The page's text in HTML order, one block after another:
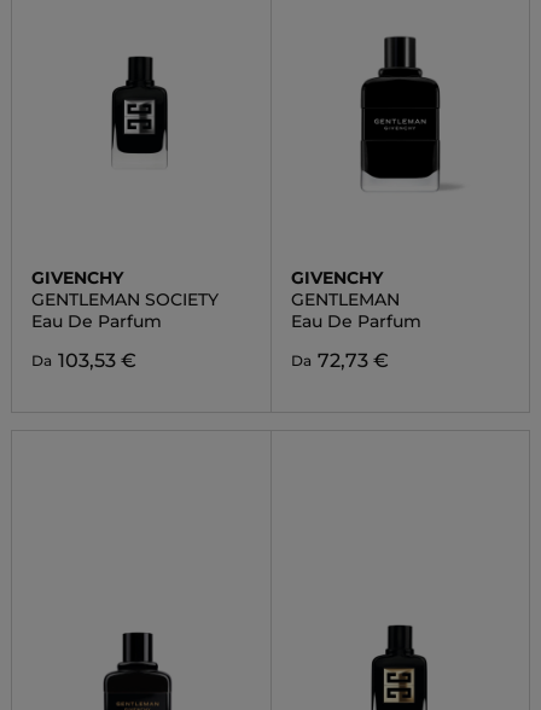
GIVENCHY
GENTLEMAN SOCIETY
Eau De Parfum
Da 103,53 €
GIVENCHY
GENTLEMAN
Eau De Parfum
Da 72,73 €